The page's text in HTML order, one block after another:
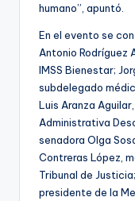
humano”, apuntó.
En el evento se
Antonio Rodríguez
IMSS Bienestar;
subdelegado
Luis Aranza
Administrativa
senadora Olga
Contreras López,
Tribunal de
presidente de la